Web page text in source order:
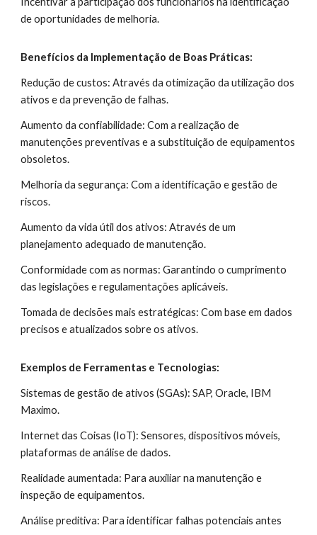
de oportunidades de melhoria.
Benefícios da Implementação de Boas Práticas:
Redução de custos: Através da otimização da utilização dos
ativos e da prevenção de falhas.
Aumento da confiabilidade: Com a realização de
manutenções preventivas e a substituição de equipamentos
obsoletos.
Melhoria da segurança: Com a identificação e gestão de
riscos.
Aumento da vida útil dos ativos: Através de um
planejamento adequado de manutenção.
Conformidade com as normas: Garantindo o cumprimento
das legislações e regulamentações aplicáveis.
Tomada de decisões mais estratégicas: Com base em dados
precisos e atualizados sobre os ativos.
Exemplos de Ferramentas e Tecnologias:
Sistemas de gestão de ativos (SGAs): SAP, Oracle, IBM
Maximo.
Internet das Coisas (IoT): Sensores, dispositivos móveis,
plataformas de análise de dados.
Realidade aumentada: Para auxiliar na manutenção e
inspeção de equipamentos.
Análise preditiva: Para identificar falhas potenciais antes